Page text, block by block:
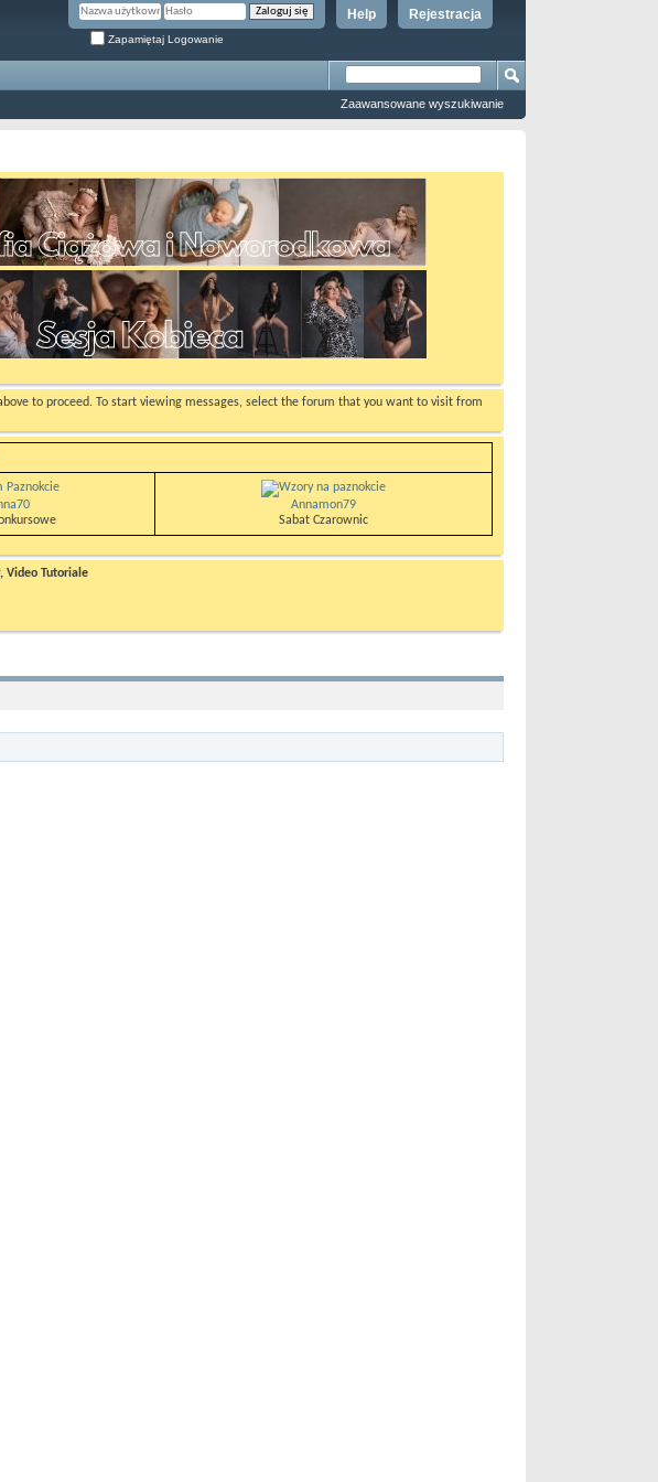
Rejestracja
Help
Zapamiętaj Logowanie
Zaawansowane wyszukiwanie
to proceed. To start viewing messages, select the forum that you want to visit from
Annamon79
Sabat Czarownic
Video Tutoriale